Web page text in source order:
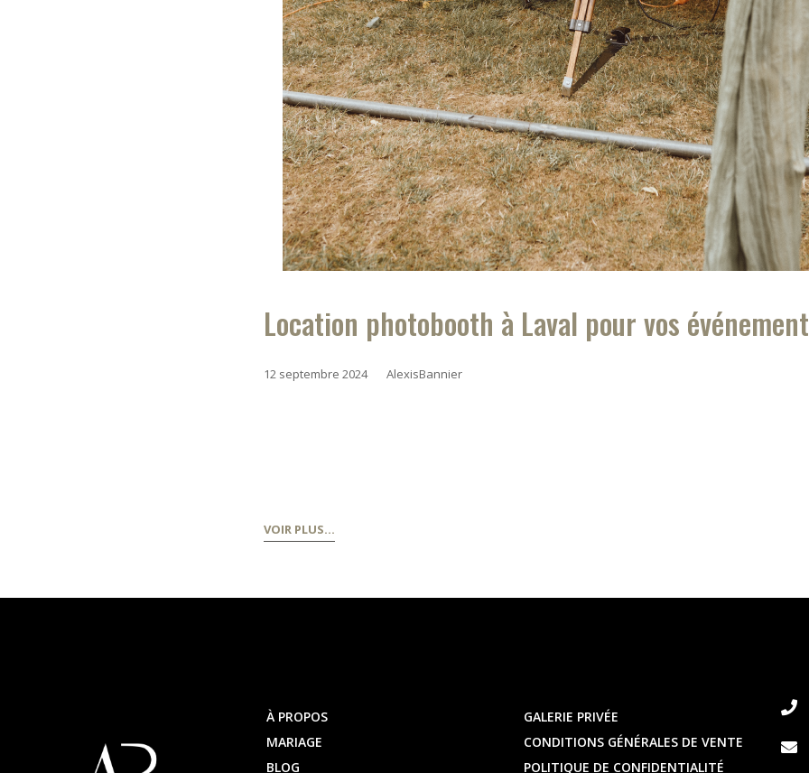
Location photobooth à Laval pour vos
12 septembre 2024 AlexisBannier
VOIR PLUS…
À PROPOS
MARIAGE
BLOG
GALERIE PRIVÉE
CONDITIONS GÉNÉRALES DE VENTE
POLITIQUE DE CONFIDENTIALITÉ